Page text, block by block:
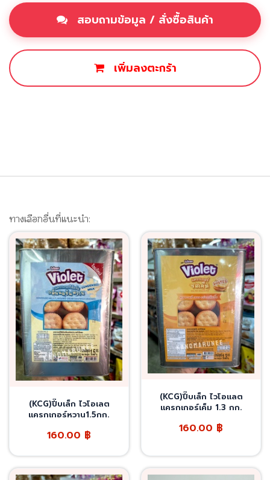
สอบถามข้อมูล / สั่งซื้อสินค้า
เพิ่มลงตะกร้า
ทางเลือกอื่นที่แนะนำ:
(KCG)ปี๊บเล็ก ไวโอเลต
แครกเกอร์หวาน1.5กก.
160.00 ฿
(KCG)ปี๊บเล็ก ไวโอแลต
แครกเกอร์เค็ม 1.3 กก.
160.00 ฿